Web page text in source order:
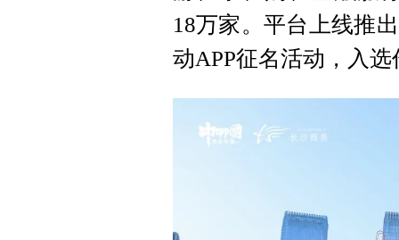
18万家。平台上线推
动APP征名活动，入